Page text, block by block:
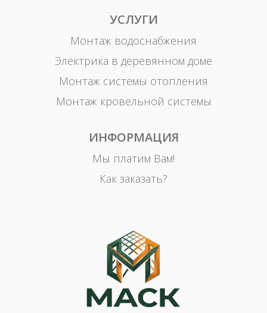
УСЛУГИ
Монтаж водоснабжения
Электрика в деревянном доме
Монтаж системы отопления
Монтаж кровельной системы
ИНФОРМАЦИЯ
Мы платим Вам!
Как заказать?